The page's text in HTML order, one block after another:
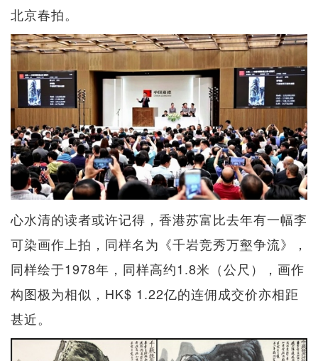
北京春拍。
心水清的读者或许记得，香港苏富比去年有一幅李
可染画作上拍，同样名为《千岩竞秀万壑争流》，
同样绘于1978年，同样高约1.8米（公尺），画作
构图极为相似，HK$ 1.22亿的连佣成交价亦相距
甚近。